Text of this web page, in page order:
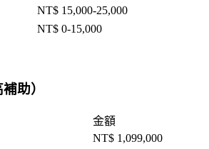
NT$ 15,000-25,000
NT$ 0-15,000
助）
金額
NT$ 1,099,000